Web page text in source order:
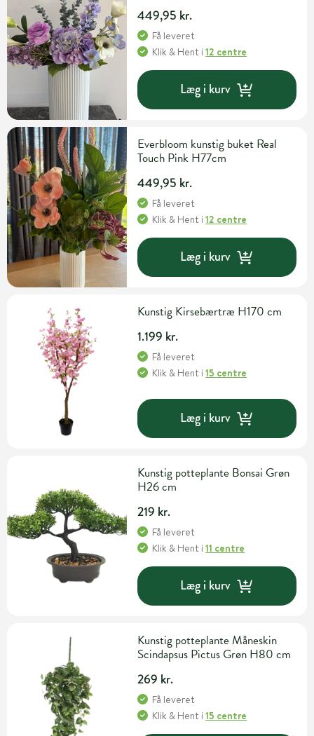
449,95 kr.
Få leveret
Klik & Hent i12 centre
Læg i kurv
Everbloom kunstig buket Real
Touch Pink H77cm
449,95 kr.
Få leveret
Klik & Hent i12 centre
Læg i kurv
Kunstig Kirsebærtræ H170 cm
1.199 kr.
Få leveret
Klik & Hent i15 centre
Læg i kurv
Kunstig potteplante Bonsai Grøn
H26 cm
219 kr.
Få leveret
Klik & Hent i11 centre
Læg i kurv
Kunstig potteplante Måneskin
Scindapsus Pictus Grøn H80 cm
269 kr.
Få leveret
Klik & Hent i15 centre